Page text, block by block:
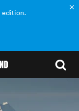
edition.